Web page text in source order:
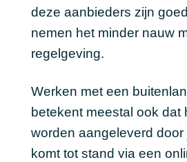
deze aanbieders zijn
nemen het minder nauw
regelgeving.
Werken met een
betekent meestal ook dat
worden aangeleverd door
komt tot stand via een